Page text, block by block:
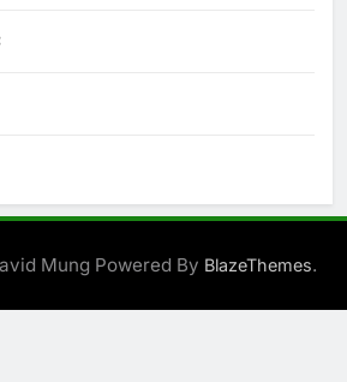
Mung Powered By BlazeThemes.